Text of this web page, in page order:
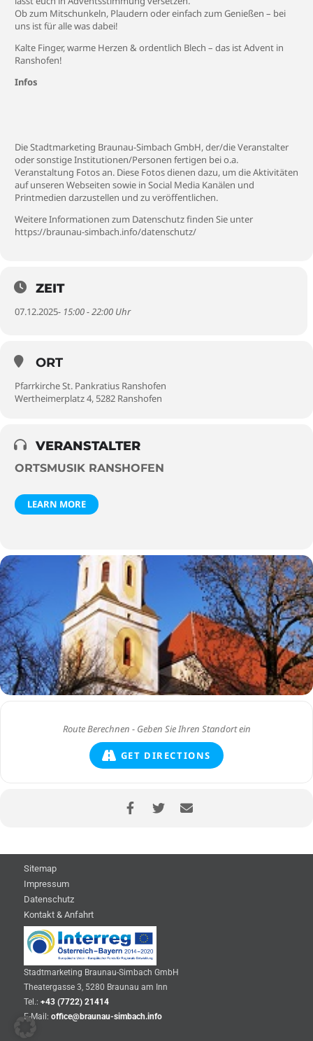
Ob zum Mitschunkeln, Plaudern oder einfach zum Genießen – bei
uns ist für alle was dabei!
Kalte Finger, warme Herzen & ordentlich Blech – das ist Advent in
Ranshofen!
Infos
Die Stadtmarketing Braunau-Simbach GmbH, der/die Veranstalter
oder sonstige Institutionen/Personen fertigen bei o.a.
Veranstaltung Fotos an. Diese Fotos dienen dazu, um die Aktivitäten
auf unseren Webseiten sowie in Social Media Kanälen und
Printmedien darzustellen und zu veröffentlichen.
Weitere Informationen zum Datenschutz finden Sie unter
https://braunau-simbach.info/datenschutz/
ZEIT
07.12.2025- 15:00 - 22:00 Uhr
ORT
Pfarrkirche St. Pankratius Ranshofen
Wertheimerplatz 4, 5282 Ranshofen
VERANSTALTER
ORTSMUSIK RANSHOFEN
LEARN MORE
GET DIRECTIONS
Sitemap
Impressum
Datenschutz
Kontakt & Anfahrt
Stadtmarketing Braunau-Simbach GmbH
Theatergasse 3, 5280 Braunau am Inn
Tel.: +43 (7722) 21414
E-Mail: office@braunau-simbach.info